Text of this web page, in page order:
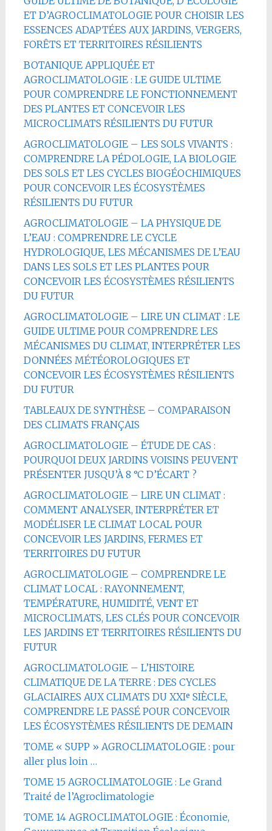
ET D’AGROCLIMATOLOGIE POUR CHOISIR LES
ESSENCES ADAPTÉES AUX JARDINS, VERGERS,
FORÊTS ET TERRITOIRES RÉSILIENTS
BOTANIQUE APPLIQUÉE ET
AGROCLIMATOLOGIE : LE GUIDE ULTIME
POUR COMPRENDRE LE FONCTIONNEMENT
DES PLANTES ET CONCEVOIR LES
MICROCLIMATS RÉSILIENTS DU FUTUR
AGROCLIMATOLOGIE – LES SOLS VIVANTS :
COMPRENDRE LA PÉDOLOGIE, LA BIOLOGIE
DES SOLS ET LES CYCLES BIOGÉOCHIMIQUES
POUR CONCEVOIR LES ÉCOSYSTÈMES
RÉSILIENTS DU FUTUR
AGROCLIMATOLOGIE – LA PHYSIQUE DE
L’EAU : COMPRENDRE LE CYCLE
HYDROLOGIQUE, LES MÉCANISMES DE L’EAU
DANS LES SOLS ET LES PLANTES POUR
CONCEVOIR LES ÉCOSYSTÈMES RÉSILIENTS
DU FUTUR
AGROCLIMATOLOGIE – LIRE UN CLIMAT : LE
GUIDE ULTIME POUR COMPRENDRE LES
MÉCANISMES DU CLIMAT, INTERPRÉTER LES
DONNÉES MÉTÉOROLOGIQUES ET
CONCEVOIR LES ÉCOSYSTÈMES RÉSILIENTS
DU FUTUR
TABLEAUX DE SYNTHÈSE – COMPARAISON
DES CLIMATS FRANÇAIS
AGROCLIMATOLOGIE – ÉTUDE DE CAS :
POURQUOI DEUX JARDINS VOISINS PEUVENT
PRÉSENTER JUSQU’À 8 °C D’ÉCART ?
AGROCLIMATOLOGIE – LIRE UN CLIMAT :
COMMENT ANALYSER, INTERPRÉTER ET
MODÉLISER LE CLIMAT LOCAL POUR
CONCEVOIR LES JARDINS, FERMES ET
TERRITOIRES DU FUTUR
AGROCLIMATOLOGIE – COMPRENDRE LE
CLIMAT LOCAL : RAYONNEMENT,
TEMPÉRATURE, HUMIDITÉ, VENT ET
MICROCLIMATS, LES CLÉS POUR CONCEVOIR
LES JARDINS ET TERRITOIRES RÉSILIENTS DU
FUTUR
AGROCLIMATOLOGIE – L’HISTOIRE
CLIMATIQUE DE LA TERRE : DES CYCLES
GLACIAIRES AUX CLIMATS DU XXIᵉ SIÈCLE,
COMPRENDRE LE PASSÉ POUR CONCEVOIR
LES ÉCOSYSTÈMES RÉSILIENTS DE DEMAIN
TOME « SUPP » AGROCLIMATOLOGIE : pour
aller plus loin …
TOME 15 AGROCLIMATOLOGIE : Le Grand
Traité de l’Agroclimatologie
TOME 14 AGROCLIMATOLOGIE : Économie,